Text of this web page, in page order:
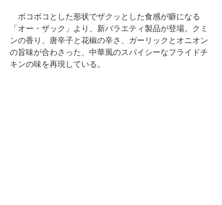
ボコボコとした形状でザクッとした食感が癖になる
「オー・ザック」より、新バラエティ製品が登場。クミ
ンの香り、唐辛子と花椒の辛さ、ガーリックとオニオン
の旨味が合わさった、中華風のスパイシーなフライドチ
キンの味を再現している。